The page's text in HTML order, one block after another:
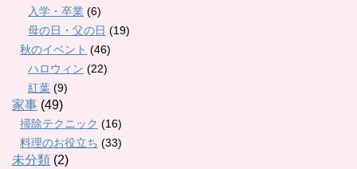
入学・卒業 (6)
母の日・父の日 (19)
秋のイベント (46)
ハロウィン (22)
紅葉 (9)
家事 (49)
掃除テクニック (16)
料理のお役立ち (33)
未分類 (2)